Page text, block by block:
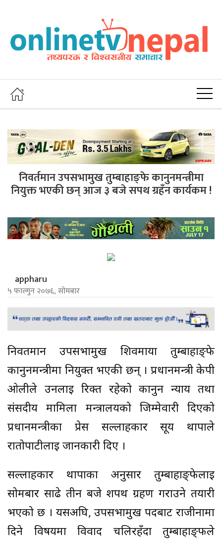
निवर्तमान उपसभामुख तुम्बाहाङ्फे कानुनमन्त्रीमा
नियुक्त भएकी छन् आज ३ बजे सपथ ग्रहँन कार्यकम !
appharu
५ फाल्गुन २०७६, सोमबार
निवर्तमान उपसभामुख शिवमाया तुम्बाहाङ्फे
कानुनमन्त्रीमा नियुक्त भएकी छन् । प्रधानमन्त्री केपी
ओलीले उनलाई रिक्त रहेको कानुन न्याय तथा
संसदीय मामिला मन्त्रालयको जिम्मेवारी दिएको
प्रधानमन्त्रीका प्रेस सल्लाहकार सूर्य थापाले
रातोपाटीलाई जानकारी दिए ।
सल्लाहकार थापाका अनुसार तुम्बाहाङ्फेलाई
सोमबार साढे तीन बजे शपथ ग्रहण गराउने तयारी
भएको छ । यसअघि, उपसभामुख पदबाट राजीनामा
दिने विषयमा विवाद चलिरहँदा तुम्बाहाङ्फले